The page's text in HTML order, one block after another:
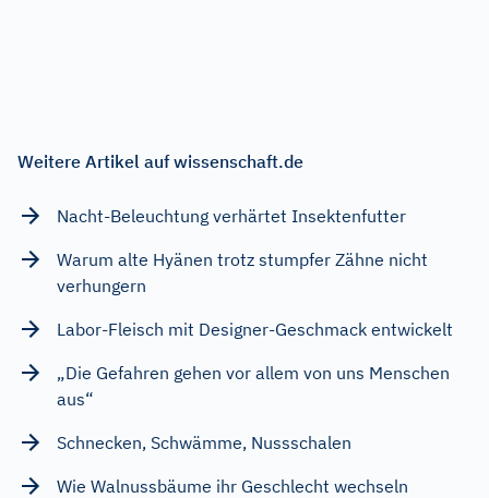
Weitere Artikel auf wissenschaft.de
Nacht-Beleuchtung verhärtet Insektenfutter
Warum alte Hyänen trotz stumpfer Zähne nicht
verhungern
Labor-Fleisch mit Designer-Geschmack entwickelt
„Die Gefahren gehen vor allem von uns Menschen
aus“
Schnecken, Schwämme, Nussschalen
Wie Walnussbäume ihr Geschlecht wechseln